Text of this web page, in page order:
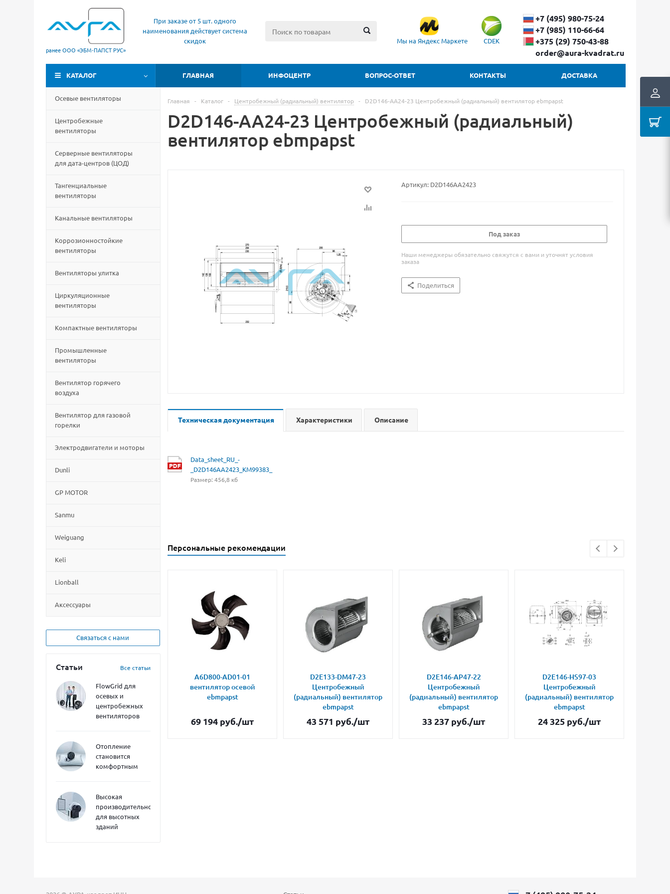
ранее ООО «ЭБМ‑ПАПСТ РУС»
При заказе от 5 шт. одного
наименования действует система
скидок
Мы на Яндекс Маркете CDEK
+7 (495) 980-75-24
+7 (985) 110-66-64
+375 (29) ​750-43-88
order@aura-kvadrat.ru
КАТАЛОГ ГЛАВНАЯ ИНФОЦЕНТР ВОПРОС-ОТВЕТ КОНТАКТЫ ДОСТАВКА
Осевые вентиляторы
Центробежные
вентиляторы
Серверные вентиляторы
для дата-центров (ЦОД)
Тангенциальные
вентиляторы
Канальные вентиляторы
Коррозионностойкие
вентиляторы
Вентиляторы улитка
Циркуляционные
вентиляторы
Компактные вентиляторы
Промышленные
вентиляторы
Вентилятор горячего
воздуха
Вентилятор для газовой
горелки
Электродвигатели и моторы
Dunli
GP MOTOR
Sanmu
Weiguang
Keli
Lionball
Aксессуары
Связаться с нами
Статьи Все статьи
FlowGrid для
осевых и
центробежных
вентиляторов
Отопление
становится
комфортным
Высокая
производительность
для высотных
зданий
Главная - Каталог - Центробежный (радиальный) вентилятор - D2D146-AA24-23 Центробежный (радиальный) вентилятор ebmpapst
D2D146-AA24-23 Центробежный (радиальный)
вентилятор ebmpapst
Артикул: D2D146AA2423
Под заказ
Наши менеджеры обязательно свяжутся с вами и уточнят условия
заказа
Поделиться
Техническая документация Характеристики Описание
Data_sheet_RU_-
_D2D146AA2423_KM99383_
Размер: 456,8 кб
Персональные рекомендации
A6D800-AD01-01
вентилятор осевой
ebmpapst
69 194 руб./шт
D2E133-DM47-23
Центробежный
(радиальный) вентилятор
ebmpapst
43 571 руб./шт
D2E146-AP47-22
Центробежный
(радиальный) вентилятор
ebmpapst
33 237 руб./шт
D2E146-HS97-03
Центробежный
(радиальный) вентилятор
ebmpapst
24 325 руб./шт